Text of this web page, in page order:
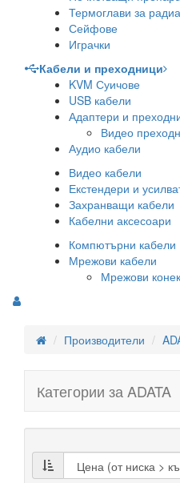
Термоглави за
Сейфове
Играчки
Кабели и преходници
KVM Суичове
USB кабели
Адаптери и
Видео
Аудио кабели
Видео кабели
Екстендери и
Захранващи кабели
Кабелни аксесоари
Компютърни кабели
Мрежови кабели
Мрежови
Производители
Категории за ADATA